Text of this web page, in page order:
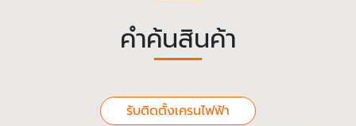
คำค้นสินค้า
รับติดตั้งเครนไฟฟ้า